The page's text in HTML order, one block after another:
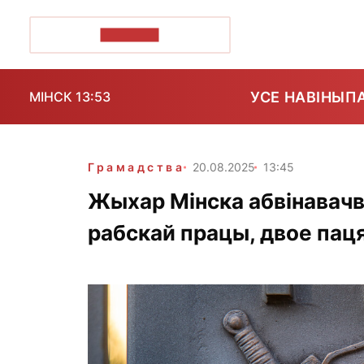
МІНСК 13:53 УСЕ НАВІНЫ
Грамадства 20.08.2025 13:45
Жыхар Мінска
рабскай працы, двое